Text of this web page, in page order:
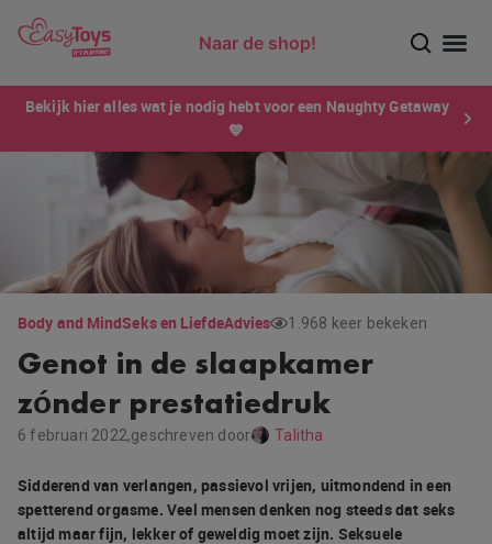
Naar de shop!
Bekijk hier alles wat je nodig hebt voor een Naughty Getaway
💙
Body and MindSeks en LiefdeAdvies 1.968 keer bekeken
Genot in de slaapkamer
zónder prestatiedruk
6 februari 2022,geschreven door Talitha
Sidderend van verlangen, passievol vrijen, uitmondend in een
spetterend orgasme. Veel mensen denken nog steeds dat seks
altijd maar fijn, lekker of geweldig moet zijn. Seksuele